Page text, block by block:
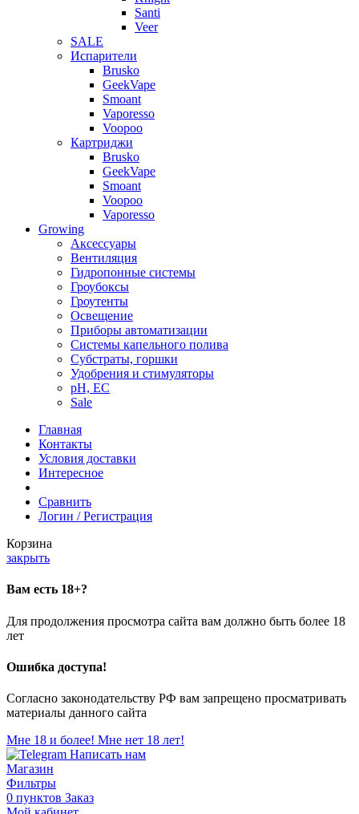
Santi
Veer
SALE
Испарители
Brusko
GeekVape
Smoant
Vaporesso
Voopoo
Картриджи
Brusko
GeekVape
Smoant
Voopoo
Vaporesso
Growing
Аксессуары
Вентиляция
Гидропонные системы
Гроубоксы
Гроутенты
Освещение
Приборы автоматизации
Системы капельного полива
Субстраты, горшки
Удобрения и стимуляторы
pH, EC
Sale
Главная
Контакты
Условия доставки
Интересное
Сравнить
Логин / Регистрация
Корзина
закрыть
Вам есть 18+?
Для продолжения просмотра сайта вам должно быть более 18
лет
Ошибка доступа!
Согласно законодательству РФ вам запрещено просматривать
материалы данного сайта
Мне 18 и более! Мне нет 18 лет!
Написать нам
Магазин
Фильтры
0 пунктов Заказ